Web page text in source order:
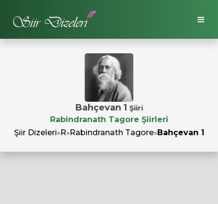
Bahçevan 1 Şiiri
Rabindranath Tagore Şiirleri
Şiir Dizeleri»R»Rabindranath Tagore»Bahçevan 1